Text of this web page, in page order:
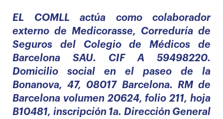
EL COMLL actúa como colaborador
externo de Medicorasse, Correduría de
Seguros del Colegio de Médicos de
Barcelona SAU. CIF A 59498220.
Domicilio social en el paseo de la
Bonanova, 47, 08017 Barcelona. RM de
Barcelona volumen 20624, folio 211, hoja
B10481, inscripción 1a. Dirección General